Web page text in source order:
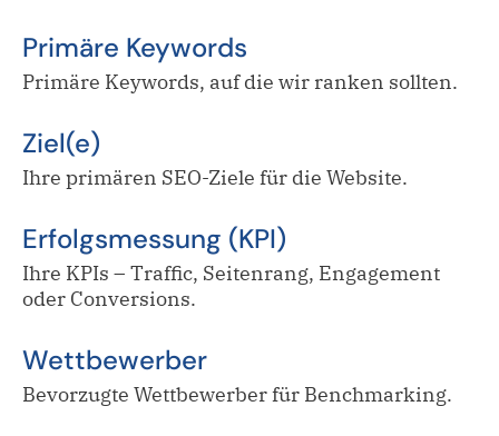
Primäre Keywords
Primäre Keywords, auf die wir ranken sollten.
Ziel(e)
Ihre primären SEO-Ziele für die Website.
Erfolgsmessung (KPI)
Ihre KPIs – Traffic, Seitenrang, Engagement
oder Conversions.
Wettbewerber
Bevorzugte Wettbewerber für Benchmarking.